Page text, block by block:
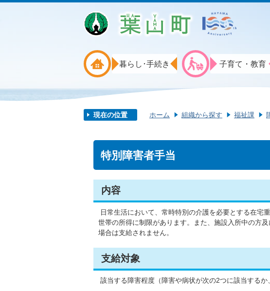
暮らし･手続き 子育て・教育
現在の位置 ホーム 組織から探す 福祉課
特別障害者手当
内容
日常生活において、常時特別の介護を必要とする在宅
世帯の所得に制限があります。また、施設入所中の方
場合は支給されません。
支給対象
該当する障害程度（障害や病状が次の2つに該当するか